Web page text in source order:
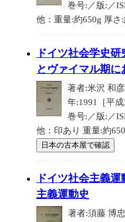
巻号:／版:／
他：重量:約650g 厚さ:
ドイツ社会学史
とヴァイマル期
著者:米沢 和
年:1991［平
巻号:／版:／
他：印あり 重量:約
日本の古本屋で確認
ドイツ社会主義
主義運動史
著者:須藤 博